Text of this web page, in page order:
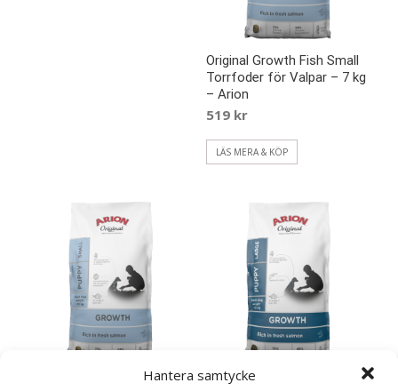
Hantera samtycke
Original Growth Fish Small
Torrfoder för Valpar – 7 kg
– Arion
519 kr
LÄS MERA & KÖP
Original Growth Fish Small
Original Growth Chicken